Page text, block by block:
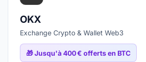
OKX
Exchange Crypto & Wallet Web3
🎁Jusqu'à 400 € offerts en BTC